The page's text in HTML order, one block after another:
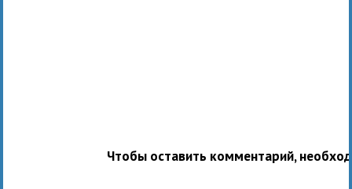
Чтобы оставить комментарий,